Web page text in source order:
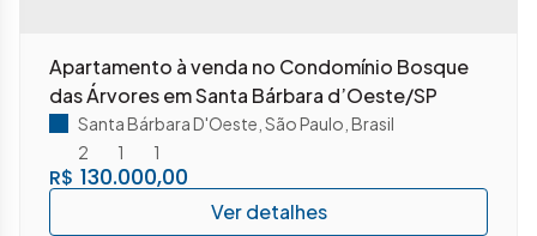
Apartamento à venda no Condomínio Bosque
das Árvores em Santa Bárbara d’Oeste/SP
R$ 130.000,00
Santa Bárbara D'Oeste São Paulo Brasil
2
1 1